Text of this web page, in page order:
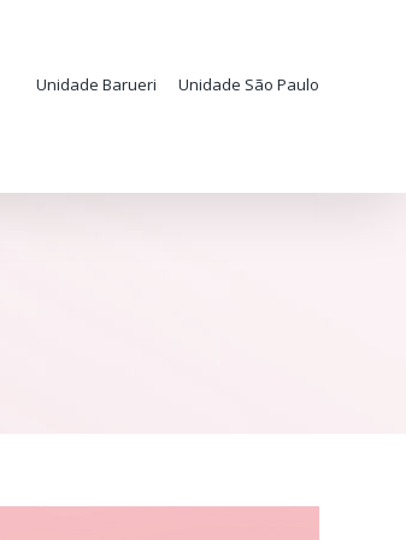
Unidade Barueri Unidade São Paulo